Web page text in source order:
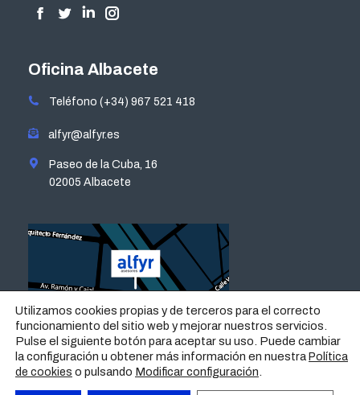
Oficina Albacete
Teléfono (+34) 967 521 418
alfyr@alfyr.es
Paseo de la Cuba, 16
02005 Albacete
Encuéntranos en:
Facebook
opens
new
Twitter
opens
new
Linkedin
opens
new
Instagram
opens
new
Utilizamos cookies propias y de terceros para el correcto
funcionamiento del sitio web y mejorar nuestros servicios.
Pulse el siguiente botón para aceptar su uso. Puede cambiar
la configuración u obtener más información en nuestra Política
de cookies o pulsando Modificar configuración